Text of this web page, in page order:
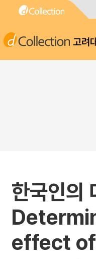
고려
한국인의
effect